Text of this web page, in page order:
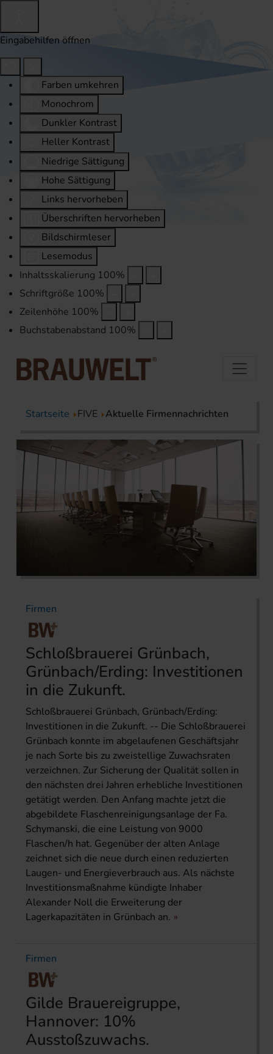
Eingabehilfen öffnen
Farben umkehren
Monochrom
Dunkler Kontrast
Heller Kontrast
Niedrige Sättigung
Hohe Sättigung
Links hervorheben
Überschriften hervorheben
Bildschirmleser
Lesemodus
Inhaltsskalierung 100%
Schriftgröße 100%
Zeilenhöhe 100%
Buchstabenabstand 100%
Startseite FIVE Aktuelle Firmennachrichten
Firmen
Schloßbrauerei Grünbach,
Grünbach/Erding: Investitionen
in die Zukunft.
Schloßbrauerei Grünbach, Grünbach/Erding:
Investitionen in die Zukunft. -- Die Schloßbrauerei
Grünbach konnte im abgelaufenen Geschäftsjahr
je nach Sorte bis zu zweistellige Zuwachsraten
verzeichnen. Zur Sicherung der Qualität sollen in
den nächsten drei Jahren erhebliche Investitionen
getätigt werden. Den Anfang machte jetzt die
abgebildete Flaschenreinigungsanlage der Fa.
Schymanski, die eine Leistung von 9000
Flaschen/h hat. Gegenüber der alten Anlage
zeichnet sich die neue durch einen reduzierten
Laugen- und Energieverbrauch aus. Als nächste
Investitionsmaßnahme kündigte Inhaber
Alexander Noll die Erweiterung der
Lagerkapazitäten in Grünbach an.
Firmen
Gilde Brauereigruppe,
Hannover: 10%
Ausstoßzuwachs.